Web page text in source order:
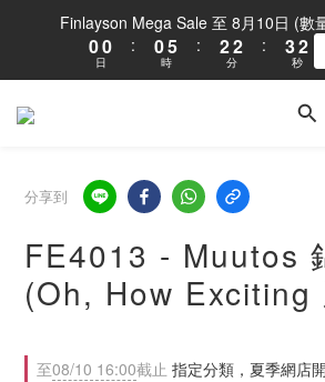
Finlayson Mega Sale 至 8月10日 (數
1
0
1
0
日
:
1
0
6
5
4
時
:
3
2
1
3
2
1
分
:
4
3
2
3
2
1
秒
分享到
FE4013 - Muutos
(Oh, How Exciting
至08/10 16:00截止 指定分類，夏季網店